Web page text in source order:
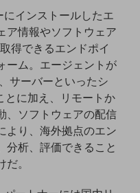
インストールしたエ
ア情報やソフトウェア
得できるエンドポイ
ーム。エージェントが
サーバーといったシ
とに加え、リモートか
、ソフトウェアの配信
より、海外拠点のエン
分析、評価できること
。